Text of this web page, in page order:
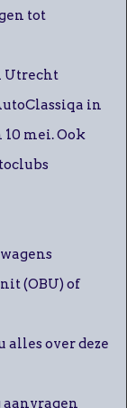
tot
Utrecht
in
mei. Ook
(OBU) of
alles over deze